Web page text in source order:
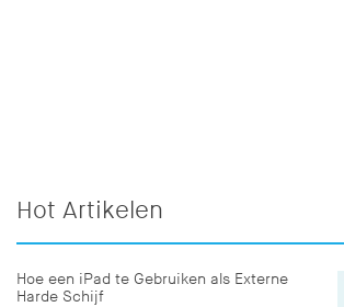
Hot Artikelen
Hoe een iPad te Gebruiken als Externe
Harde Schijf